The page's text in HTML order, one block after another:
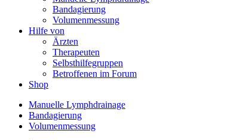
Bandagierung
Volumenmessung
Hilfe von
Ärzten
Therapeuten
Selbsthilfegruppen
Betroffenen im Forum
Shop
Manuelle Lymphdrainage
Bandagierung
Volumenmessung